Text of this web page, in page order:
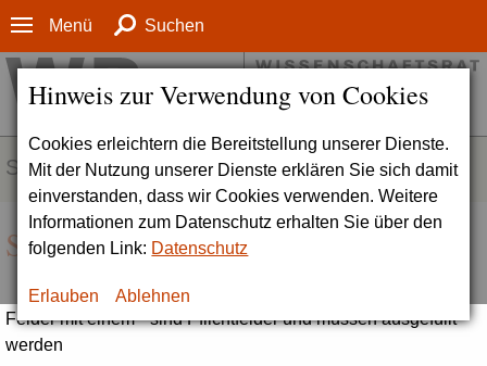
Hinweis zur Verwendung von Cookies
Cookies erleichtern die Bereitstellung unserer Dienste.
Mit der Nutzung unserer Dienste erklären Sie sich damit
einverstanden, dass wir Cookies verwenden. Weitere
Informationen zum Datenschutz erhalten Sie über den
folgenden Link: Datenschutz
Erlauben Ablehnen
Menü Suchen
SERVICE
Seite empfehlen
Felder mit einem * sind Pflichtfelder und müssen ausgefüllt
werden